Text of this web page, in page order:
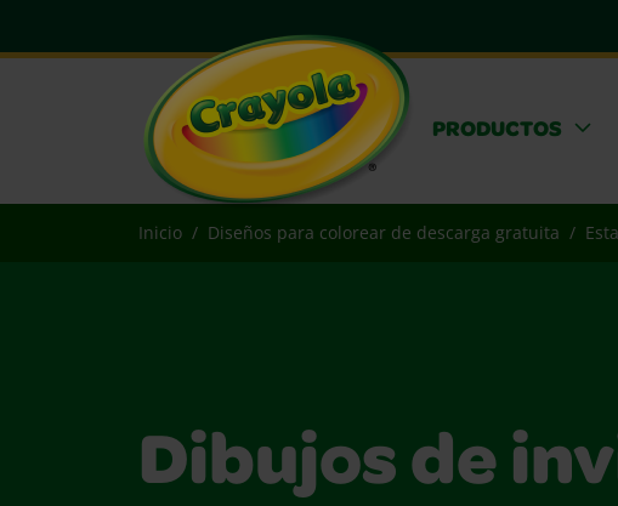
PRODUCTOS
Inicio Diseños para colorear de descarga gratuita
Dibujos de